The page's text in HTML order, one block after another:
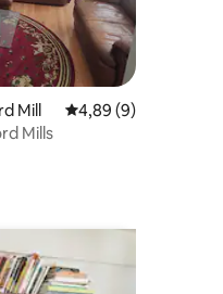
Mill Note moyenne de
4,89 (9)
Mills